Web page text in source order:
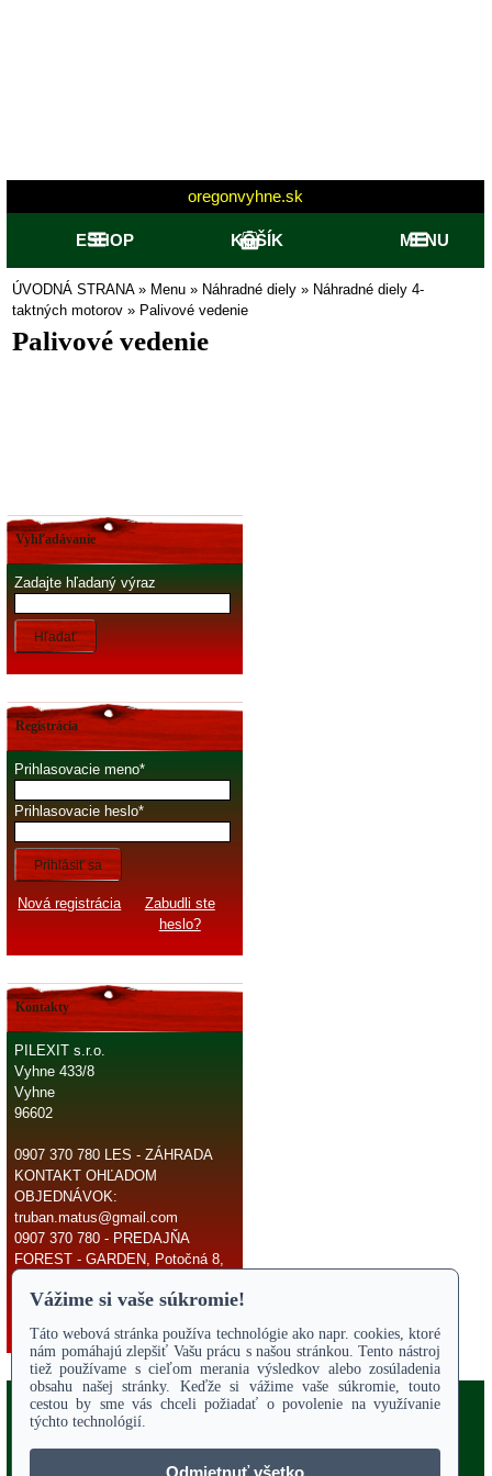
oregonvyhne.sk
ESHOP KOŠÍK MENU
ÚVODNÁ STRANA» Menu » Náhradné diely » Náhradné diely 4-
taktných motorov » Palivové vedenie
Palivové vedenie
Vyhľadávanie
Zadajte hľadaný výraz
Hľadať
Registrácia
Prihlasovacie meno
Prihlasovacie heslo
Prihlásiť sa
Nová registrácia
Zabudli ste
heslo?
Kontakty
PILEXIT s.r.o.
Vyhne 433/8
Vyhne
96602
0907 370 780 LES - ZÁHRADA
KONTAKT OHĽADOM
OBJEDNÁVOK:
truban.matus@gmail.com
0907 370 780 - PREDAJŇA
FOREST - GARDEN, Potočná 8,
Copyright 2017Odstúpiť od zmluvy
ÚVODNÁ STRANA